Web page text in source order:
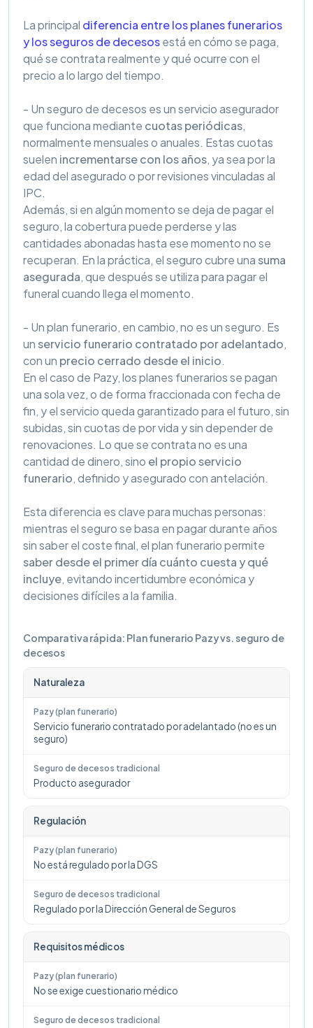
La principal diferencia entre los planes funerarios
y los seguros de decesosestá en cómo se paga,
qué se contrata realmente y qué ocurre con el
precio a lo largo del tiempo.
- Un seguro de decesos es un servicio asegurador
que funciona mediante cuotas periódicas,
normalmente mensuales o anuales. Estas cuotas
suelen incrementarse con los años, ya sea por la
edad del asegurado o por revisiones vinculadas al
IPC.
Además, si en algún momento se deja de pagar el
seguro, la cobertura puede perderse y las
cantidades abonadas hasta ese momento no se
recuperan. En la práctica, el seguro cubre unasuma
asegurada, que después se utiliza para pagar el
funeral cuando llega el momento.
- Un plan funerario, en cambio, no es un seguro. Es
unservicio funerario contratado por adelantado,
con un precio cerrado desde el inicio.
En el caso de Pazy, los planes funerarios se pagan
una sola vez, o de forma fraccionada con fecha de
fin, y el servicio queda garantizado para el futuro, sin
subidas, sin cuotas de por vida y sin depender de
renovaciones. Lo que se contrata no es una
cantidad de dinero, sino el propio servicio
funerario, definido y asegurado con antelación.
Esta diferencia es clave para muchas personas:
mientras el seguro se basa en pagar durante años
sin saber el coste final, el plan funerario permite
saber desde el primer día cuánto cuesta y qué
incluye, evitando incertidumbre económica y
decisiones difíciles a la familia.
Comparativa rápida: Plan funerario Pazy vs. seguro de
decesos
Naturaleza
Servicio funerario contratado por adelantado (no es un
seguro)
Producto asegurador
Regulación
No está regulado por la DGS
Regulado por la Dirección General de Seguros
Requisitos médicos
No se exige cuestionario médico